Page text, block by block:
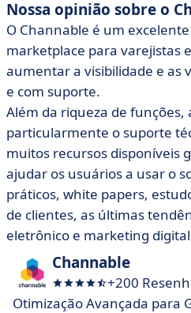
Nossa opinião sobre o
O Channable é um
marketplace para varejistas
aumentar a visibilidade e as
e com suporte.
Além da riqueza de funções,
particularmente o suporte
muitos recursos disponíveis
ajudar os usuários a usar o
práticos, white papers,
de clientes, as últimas
eletrônico e marketing
Channable
+200
Otimização Avançada para